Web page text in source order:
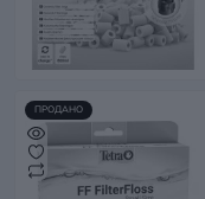
ПРОДАНО